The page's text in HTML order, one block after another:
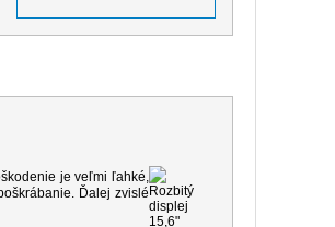
je veľmi ľahké,
Ďalej zvislé